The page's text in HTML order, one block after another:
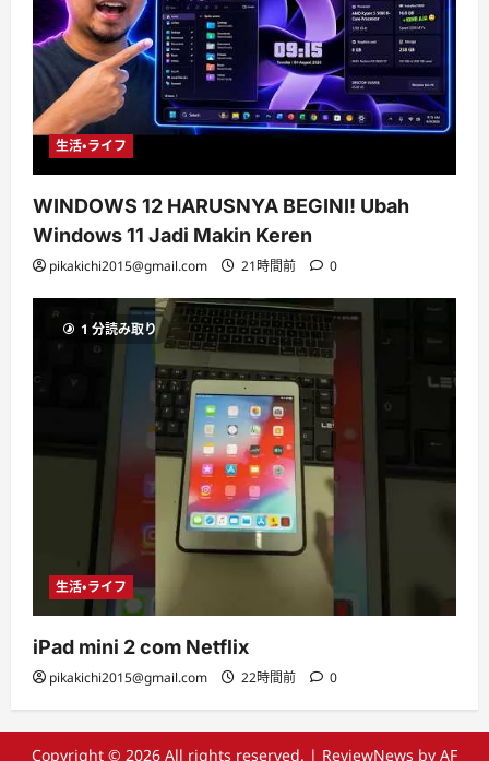
生活・ライフ
WINDOWS 12 HARUSNYA BEGINI! Ubah
Windows 11 Jadi Makin Keren
pikakichi2015@gmail.com 21時間前 0
1 分読み取り
生活・ライフ
iPad mini 2 com Netflix
pikakichi2015@gmail.com 22時間前 0
Copyright © 2026 All rights reserved. | ReviewNews by AF